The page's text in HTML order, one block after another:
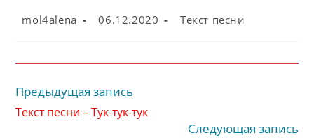
Автор
mol4alena
Запись
06.12.2020
Рубрика
Текст песни
Читать
статьи
Предыдущая запись
Текст песни – Тук-тук-тук
Следующая запись